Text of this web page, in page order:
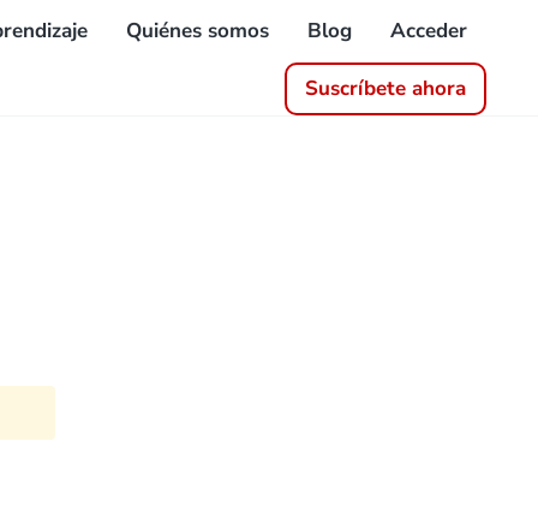
Quiénes somos Blog Acceder
Suscríbete ahora